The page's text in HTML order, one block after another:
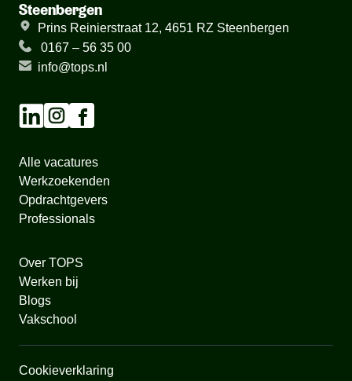
Steenbergen
Prins Reinierstraat 12, 4651 RZ Steenbergen
0167 – 56 35 00
info@tops.nl
Alle vacatures
Werkzoekenden
Opdrachtgevers
Professionals
Over TOPS
Werken bij
Blogs
Vakschool
Cookieverklaring